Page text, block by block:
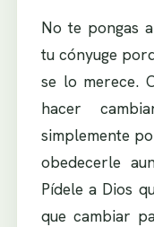
No te pongas
tu cónyuge
se lo merece.
hacer
simplemente
obedecerle
Pídele a Dios
que cambiar